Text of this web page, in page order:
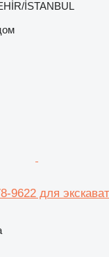
İSTANBUL
9622 для